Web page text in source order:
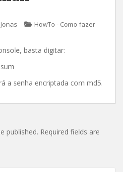
Jonas HowTo - Como fazer
basta digitar:
a senha encriptada com md5.
published. Required fields are